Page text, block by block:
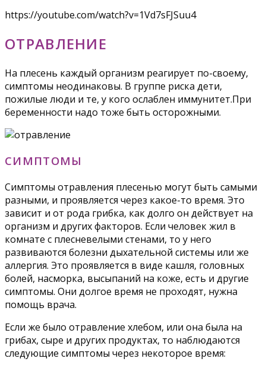
https://youtube.com/watch?v=1Vd7sFJSuu4
ОТРАВЛЕНИЕ
На плесень каждый организм реагирует по-своему,
симптомы неодинаковы. В группе риска дети,
пожилые люди и те, у кого ослаблен иммунитет.При
беременности надо тоже быть осторожными.
СИМПТОМЫ
Симптомы отравления плесенью могут быть самыми
разными, и проявляется через какое-то время. Это
зависит и от рода грибка, как долго он действует на
организм и других факторов. Если человек жил в
комнате с плесневелыми стенами, то у него
развиваются болезни дыхательной системы или же
аллергия. Это проявляется в виде кашля, головных
болей, насморка, высыпаний на коже, есть и другие
симптомы. Они долгое время не проходят, нужна
помощь врача.
Если же было отравление хлебом, или она была на
грибах, сыре и других продуктах, то наблюдаются
следующие симптомы через некоторое время: